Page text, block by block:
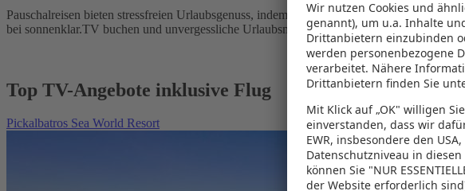
Pauschalreisen bieten stressfreien Urlaubsgenuss, indem Flug und Hotel in einem Paket
bei sonnenklar.TV buchen und unvergessliche Urlaubsmomente erleben!
Top TV-Angebote inklusive Flug
Pickalbatros Sea World Resort